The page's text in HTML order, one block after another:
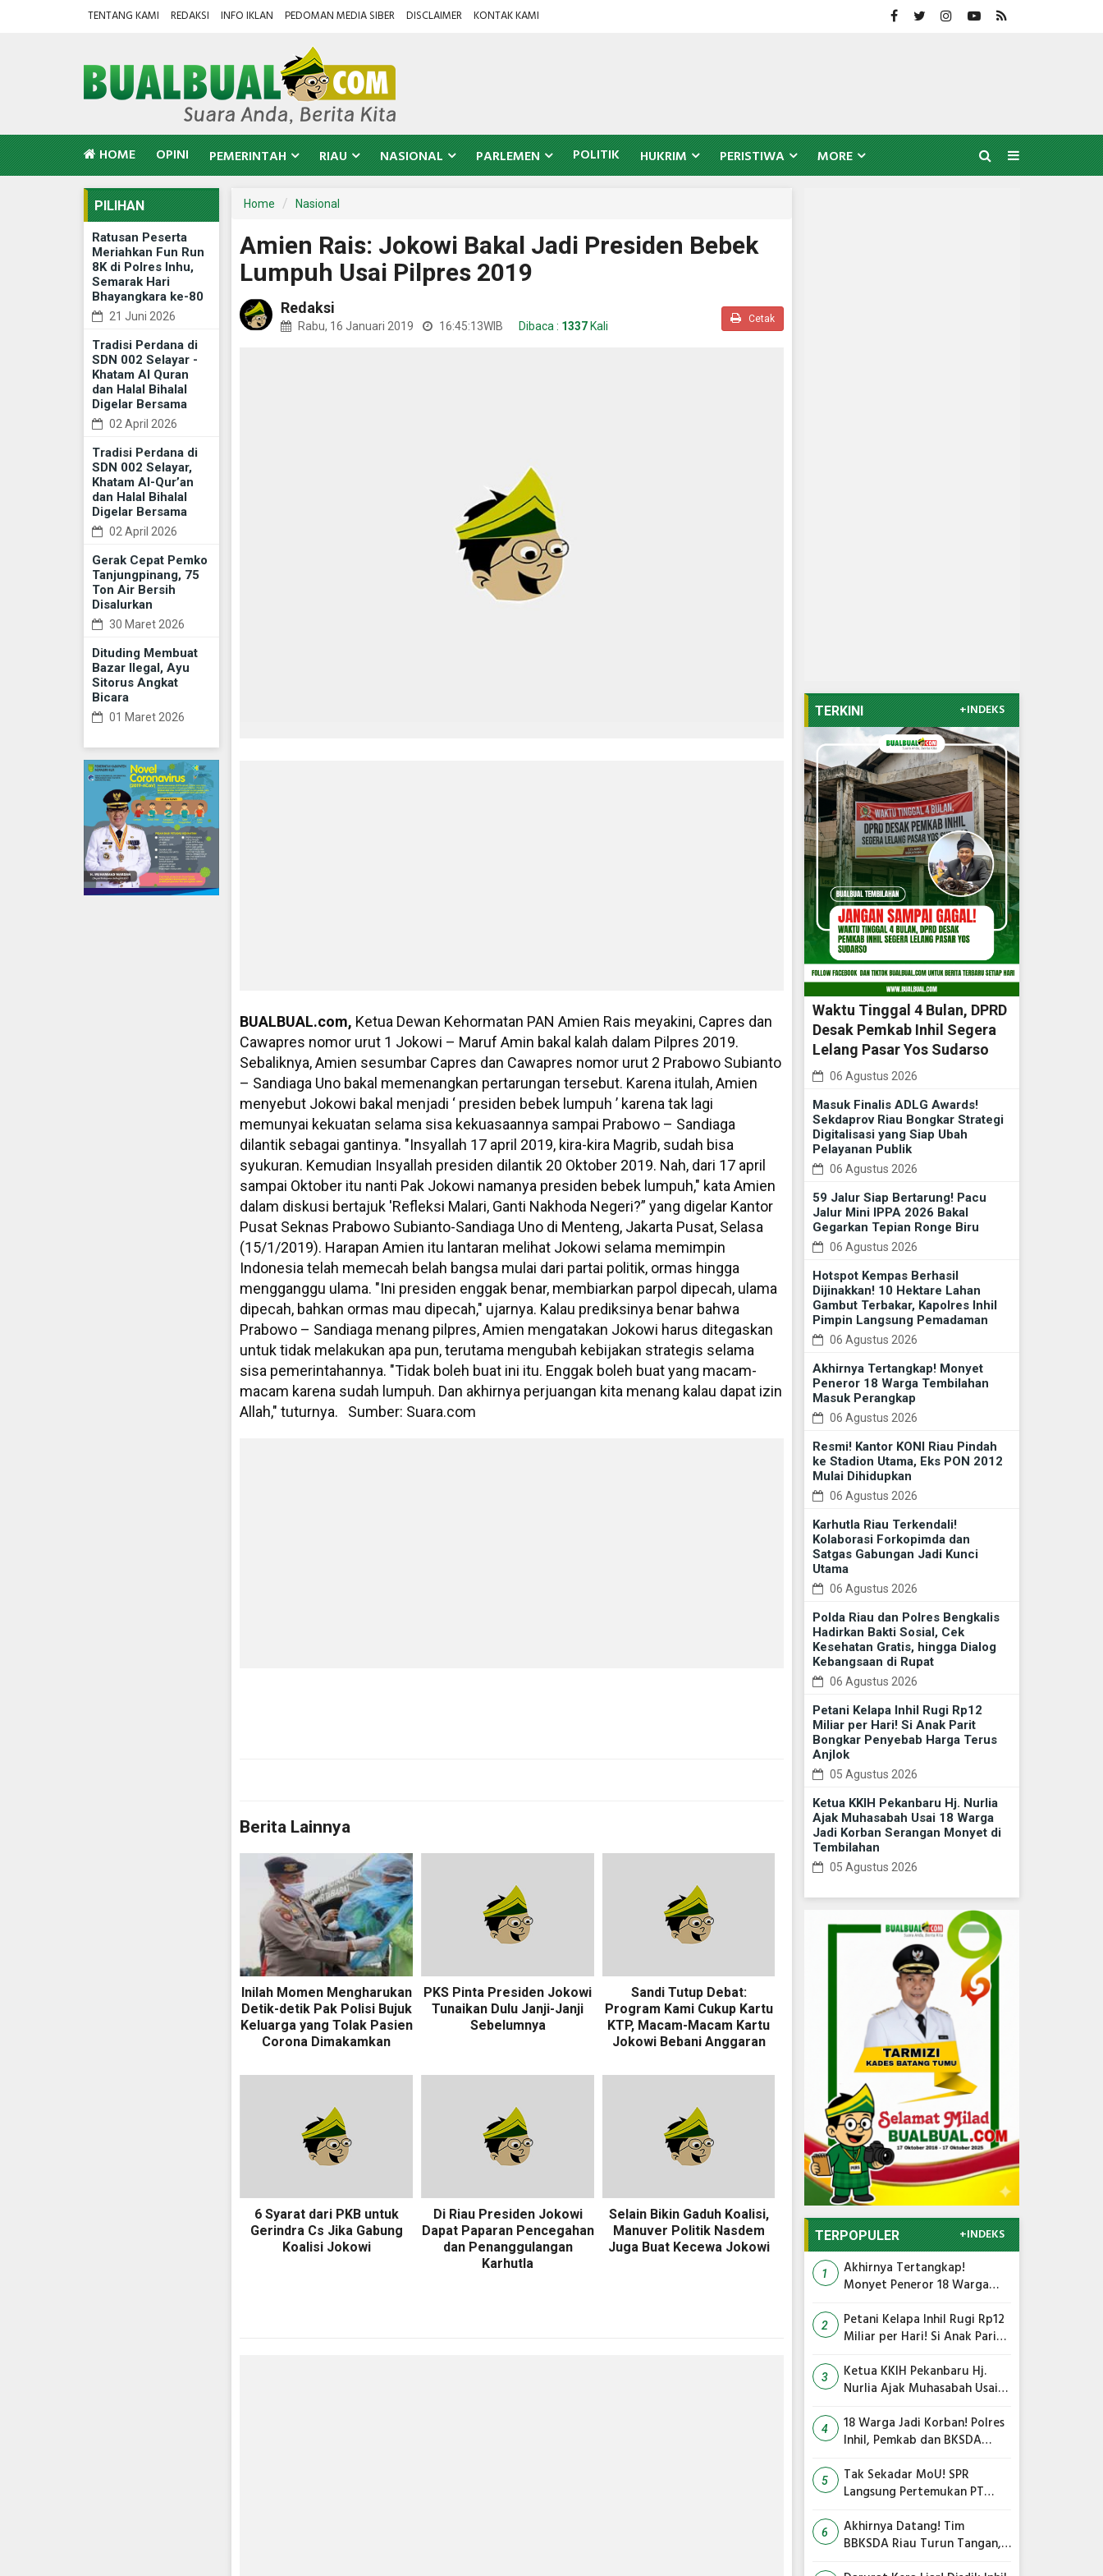
TENTANG KAMI REDAKSI INFO IKLAN PEDOMAN MEDIA SIBER DISCLAIMER KONTAK KAMI
HOME OPINI PEMERINTAH RIAU NASIONAL PARLEMEN POLITIK HUKRIM PERISTIWA MORE
PILIHAN
Ratusan Peserta
Meriahkan Fun Run
8K di Polres Inhu,
Semarak Hari
Bhayangkara ke-80
21 Juni 2026
Tradisi Perdana di
SDN 002 Selayar -
Khatam Al Quran
dan Halal Bihalal
Digelar Bersama
02 April 2026
Tradisi Perdana di
SDN 002 Selayar,
Khatam Al-Qur’an
dan Halal Bihalal
Digelar Bersama
02 April 2026
Gerak Cepat Pemko
Tanjungpinang, 75
Ton Air Bersih
Disalurkan
30 Maret 2026
Dituding Membuat
Bazar Ilegal, Ayu
Sitorus Angkat
Bicara
01 Maret 2026
Home Nasional
Amien Rais: Jokowi Bakal Jadi Presiden Bebek
Lumpuh Usai Pilpres 2019
Redaksi
Rabu, 16 Januari 2019 16:45:13WIB Dibaca : 1337 Kali
Cetak
BUALBUAL.com, Ketua Dewan Kehormatan PAN Amien Rais meyakini, Capres dan
Cawapres nomor urut 1 Jokowi – Maruf Amin bakal kalah dalam Pilpres 2019.
Sebaliknya, Amien sesumbar Capres dan Cawapres nomor urut 2 Prabowo Subianto
– Sandiaga Uno bakal memenangkan pertarungan tersebut. Karena itulah, Amien
menyebut Jokowi bakal menjadi ‘ presiden bebek lumpuh ’ karena tak lagi
memunyai kekuatan selama sisa kekuasaannya sampai Prabowo – Sandiaga
dilantik sebagai gantinya. "Insyallah 17 april 2019, kira-kira Magrib, sudah bisa
syukuran. Kemudian Insyallah presiden dilantik 20 Oktober 2019. Nah, dari 17 april
sampai Oktober itu nanti Pak Jokowi namanya presiden bebek lumpuh," kata Amien
dalam diskusi bertajuk 'Refleksi Malari, Ganti Nakhoda Negeri?” yang digelar Kantor
Pusat Seknas Prabowo Subianto-Sandiaga Uno di Menteng, Jakarta Pusat, Selasa
(15/1/2019). Harapan Amien itu lantaran melihat Jokowi selama memimpin
Indonesia telah memecah belah bangsa mulai dari partai politik, ormas hingga
mengganggu ulama. "Ini presiden enggak benar, membiarkan parpol dipecah, ulama
dipecah, bahkan ormas mau dipecah," ujarnya. Kalau prediksinya benar bahwa
Prabowo – Sandiaga menang pilpres, Amien mengatakan Jokowi harus ditegaskan
untuk tidak melakukan apa pun, terutama mengubah kebijakan strategis selama
sisa pemerintahannya. "Tidak boleh buat ini itu. Enggak boleh buat yang macam-
macam karena sudah lumpuh. Dan akhirnya perjuangan kita menang kalau dapat izin
Allah," tuturnya. Sumber: Suara.com
Berita Lainnya
Inilah Momen Mengharukan
Detik-detik Pak Polisi Bujuk
Keluarga yang Tolak Pasien
Corona Dimakamkan
PKS Pinta Presiden Jokowi
Tunaikan Dulu Janji-Janji
Sebelumnya
Sandi Tutup Debat:
Program Kami Cukup Kartu
KTP, Macam-Macam Kartu
Jokowi Bebani Anggaran
6 Syarat dari PKB untuk
Gerindra Cs Jika Gabung
Koalisi Jokowi
Di Riau Presiden Jokowi
Dapat Paparan Pencegahan
dan Penanggulangan
Karhutla
Selain Bikin Gaduh Koalisi,
Manuver Politik Nasdem
Juga Buat Kecewa Jokowi
TERKINI +INDEKS
Waktu Tinggal 4 Bulan, DPRD
Desak Pemkab Inhil Segera
Lelang Pasar Yos Sudarso
06 Agustus 2026
Masuk Finalis ADLG Awards!
Sekdaprov Riau Bongkar Strategi
Digitalisasi yang Siap Ubah
Pelayanan Publik
06 Agustus 2026
59 Jalur Siap Bertarung! Pacu
Jalur Mini IPPA 2026 Bakal
Gegarkan Tepian Ronge Biru
06 Agustus 2026
Hotspot Kempas Berhasil
Dijinakkan! 10 Hektare Lahan
Gambut Terbakar, Kapolres Inhil
Pimpin Langsung Pemadaman
06 Agustus 2026
Akhirnya Tertangkap! Monyet
Peneror 18 Warga Tembilahan
Masuk Perangkap
06 Agustus 2026
Resmi! Kantor KONI Riau Pindah
ke Stadion Utama, Eks PON 2012
Mulai Dihidupkan
06 Agustus 2026
Karhutla Riau Terkendali!
Kolaborasi Forkopimda dan
Satgas Gabungan Jadi Kunci
Utama
06 Agustus 2026
Polda Riau dan Polres Bengkalis
Hadirkan Bakti Sosial, Cek
Kesehatan Gratis, hingga Dialog
Kebangsaan di Rupat
06 Agustus 2026
Petani Kelapa Inhil Rugi Rp12
Miliar per Hari! Si Anak Parit
Bongkar Penyebab Harga Terus
Anjlok
05 Agustus 2026
Ketua KKIH Pekanbaru Hj. Nurlia
Ajak Muhasabah Usai 18 Warga
Jadi Korban Serangan Monyet di
Tembilahan
05 Agustus 2026
TERPOPULER +INDEKS
1
Akhirnya Tertangkap!
Monyet Peneror 18 Warga
2
Petani Kelapa Inhil Rugi Rp12
Miliar per Hari! Si Anak Parit
Terus Anjlok
3
Ketua KKIH Pekanbaru Hj.
Nurlia Ajak Muhasabah Usai
Serangan Monyet di
Tembilahan
4
18 Warga Jadi Korban! Polres
Inhil, Pemkab dan BKSDA
Peneror Tembilahan
5
Tak Sekadar MoU! SPR
Langsung Pertemukan PT
dan Ibnu Sina Bahas Kerja
Sama Pengelolaan Limbah
6
Akhirnya Datang! Tim
BBKSDA Riau Turun Tangan,